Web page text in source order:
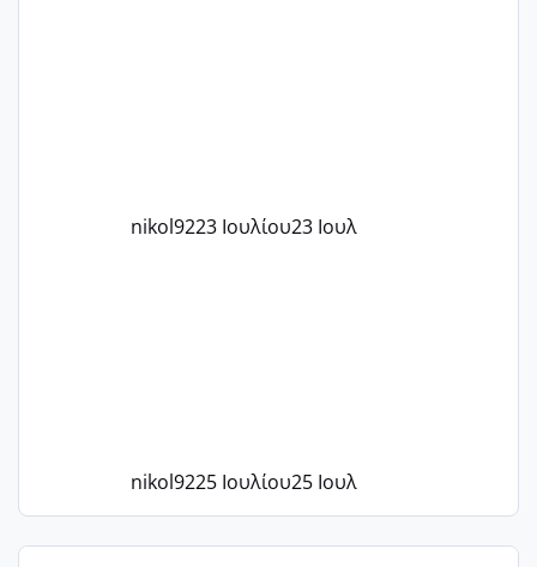
nikol9223 Ιουλίου23 Ιουλ
nikol9225 Ιουλίου25 Ιουλ